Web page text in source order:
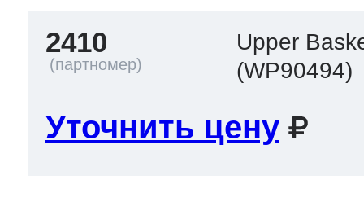
2410
Upper
(WP90494)
Уточнить цену